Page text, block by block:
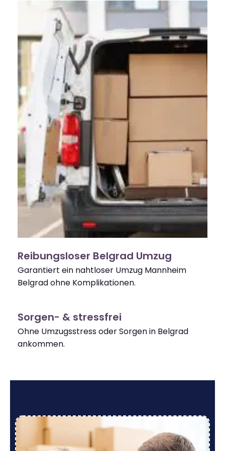
Reibungsloser Belgrad Umzug
Garantiert ein nahtloser Umzug Mannheim
Belgrad ohne Komplikationen.
Sorgen- & stressfrei
Ohne Umzugsstress oder Sorgen in Belgrad
ankommen.